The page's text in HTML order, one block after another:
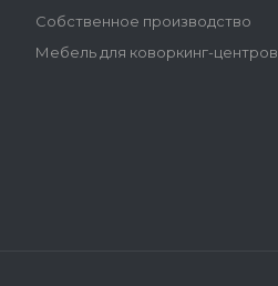
Собственное производство
Мебель для коворкинг-центров